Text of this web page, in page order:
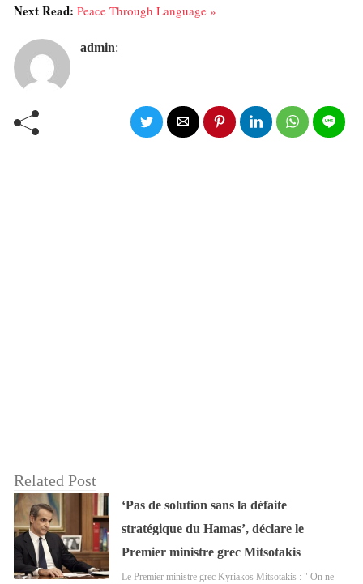
Next Read: Peace Through Language »
admin:
Related Post
‘Pas de solution sans la défaite
stratégique du Hamas’, déclare le
Premier ministre grec Mitsotakis
Le Premier ministre grec Kyriakos Mitsotakis : " On ne